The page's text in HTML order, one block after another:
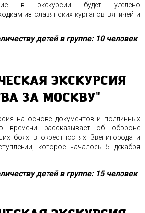
в экскурсии будет уделено
из славянских курганов вятичей и
детей в группе: 10 человек
ЭКСКУРСИЯ
ЗА МОСКВУ"
на основе документов и подлинных
времени рассказывает об обороне
боях в окрестностях Звенигорода и
которое началось 5 декабря
детей в группе: 15 человек